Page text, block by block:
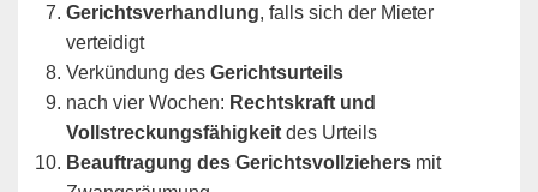
Gerichtsverhandlung, falls sich der Mieter
verteidigt
Verkündung des Gerichtsurteils
nach vier Wochen: Rechtskraft und
Vollstreckungsfähigkeit des Urteils
Beauftragung des Gerichtsvollziehers mit